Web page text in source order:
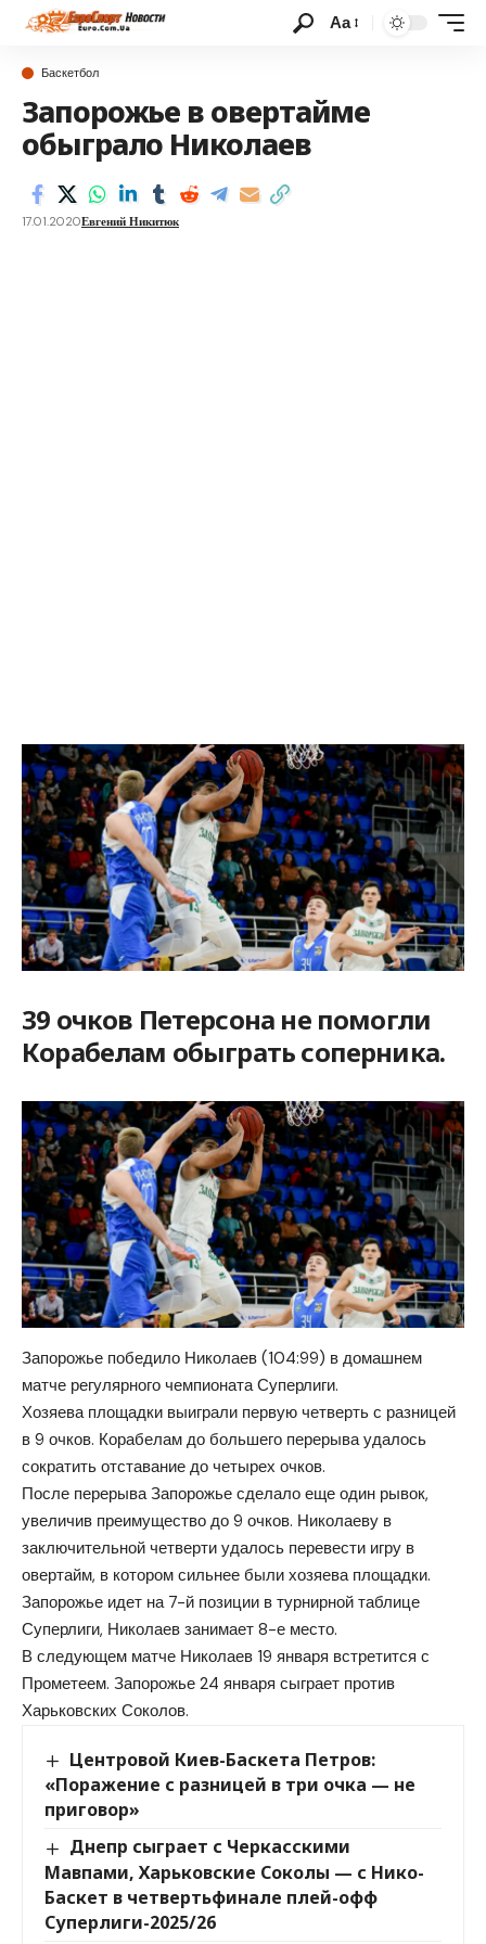
Аа
Баскетбол
Запорожье в овертайме
обыграло Николаев
17.01.2020Евгений Никитюк
39 очков Петерсона не помогли
Корабелам обыграть соперника.
Запорожье победило Николаев (104:99) в домашнем
матче регулярного чемпионата Суперлиги.
Хозяева площадки выиграли первую четверть с разницей
в 9 очков. Корабелам до большего перерыва удалось
сократить отставание до четырех очков.
После перерыва Запорожье сделало еще один рывок,
увеличив преимущество до 9 очков. Николаеву в
заключительной четверти удалось перевести игру в
овертайм, в котором сильнее были хозяева площадки.
Запорожье идет на 7-й позиции в турнирной таблице
Суперлиги, Николаев занимает 8-е место.
В следующем матче Николаев 19 января встретится с
Прометеем. Запорожье 24 января сыграет против
Харьковских Соколов.
Центровой Киев-Баскета Петров:
«Поражение с разницей в три очка — не
приговор»
Днепр сыграет с Черкасскими
Мавпами, Харьковские Соколы — с Нико-
Баскет в четвертьфинале плей-офф
Суперлиги-2025/26